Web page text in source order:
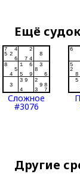
Ещё
Сложное
#3076
Другие